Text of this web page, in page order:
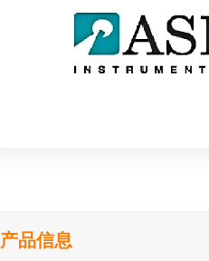
产品信息